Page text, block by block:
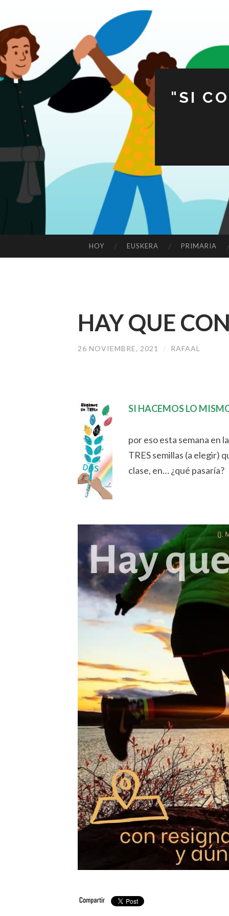
"SI
AL
HOY EUSKERA PRIMARIA
HAY QUE
26 NOVIEMBRE, 2021 / RAFAAL
SI HACEMOS LO
por eso esta semana en
TRES semillas (a elegir)
clase, en… ¿qué pasaría?